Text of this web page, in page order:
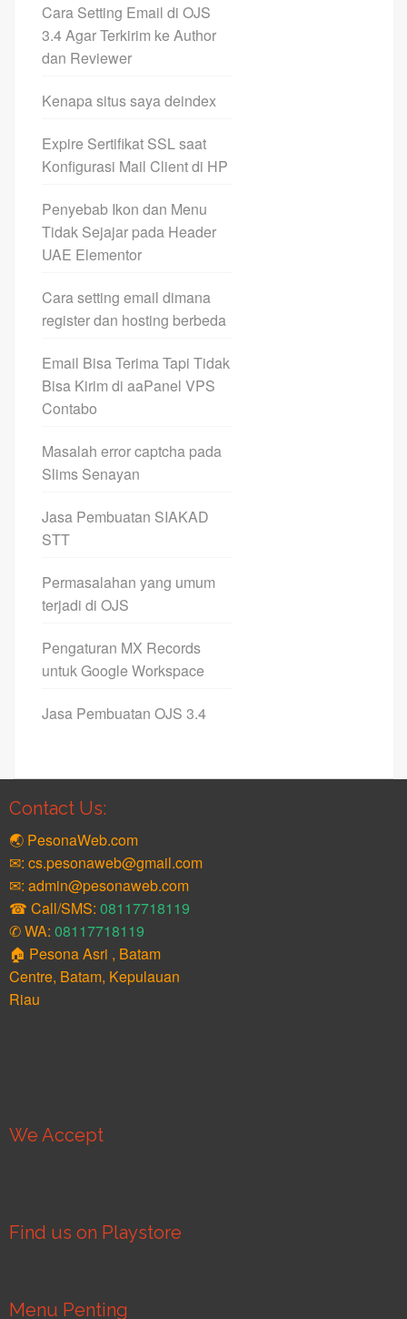
Cara Setting Email di OJS
3.4 Agar Terkirim ke Author
dan Reviewer
Kenapa situs saya deindex
Expire Sertifikat SSL saat
Konfigurasi Mail Client di HP
Penyebab Ikon dan Menu
Tidak Sejajar pada Header
UAE Elementor
Cara setting email dimana
register dan hosting berbeda
Email Bisa Terima Tapi Tidak
Bisa Kirim di aaPanel VPS
Contabo
Masalah error captcha pada
Slims Senayan
Jasa Pembuatan SIAKAD
STT
Permasalahan yang umum
terjadi di OJS
Pengaturan MX Records
untuk Google Workspace
Jasa Pembuatan OJS 3.4
Contact Us:
🌏 PesonaWeb.com
✉: cs.pesonaweb@gmail.com
✉: admin@pesonaweb.com
☎ Call/SMS: 08117718119
✆ WA: 08117718119
🏠 Pesona Asri , Batam
Centre, Batam, Kepulauan
Riau
We Accept
Find us on Playstore
Menu Penting